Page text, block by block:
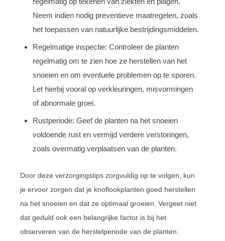
Neem indien nodig preventieve maatregelen, zoals
het toepassen van natuurlijke bestrijdingsmiddelen.
Regelmatige inspectie: Controleer de planten
regelmatig om te zien hoe ze herstellen van het
snoeien en om eventuele problemen op te sporen.
Let hierbij vooral op verkleuringen, misvormingen
of abnormale groei.
Rustperiode: Geef de planten na het snoeien
voldoende rust en vermijd verdere verstoringen,
zoals overmatig verplaatsen van de planten.
Door deze verzorgingstips zorgvuldig op te volgen, kun
je ervoor zorgen dat je knoflookplanten goed herstellen
na het snoeien en dat ze optimaal groeien. Vergeet niet
dat geduld ook een belangrijke factor is bij het
observeren van de herstelperiode van de planten.